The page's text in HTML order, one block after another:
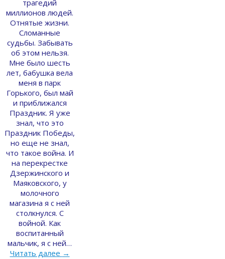
трагедий
миллионов людей.
Отнятые жизни.
Сломанные
судьбы. Забывать
об этом нельзя.
Мне было шесть
лет, бабушка вела
меня в парк
Горького, был май
и приближался
Праздник. Я уже
знал, что это
Праздник Победы,
но еще не знал,
что такое война. И
на перекрестке
Дзержинского и
Маяковского, у
молочного
магазина я с ней
столкнулся. С
войной. Как
воспитанный
мальчик, я с ней…
Читать далее →